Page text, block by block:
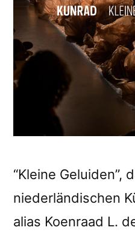
“Kleine Geluiden”,
niederländischen
alias Koenraad L.